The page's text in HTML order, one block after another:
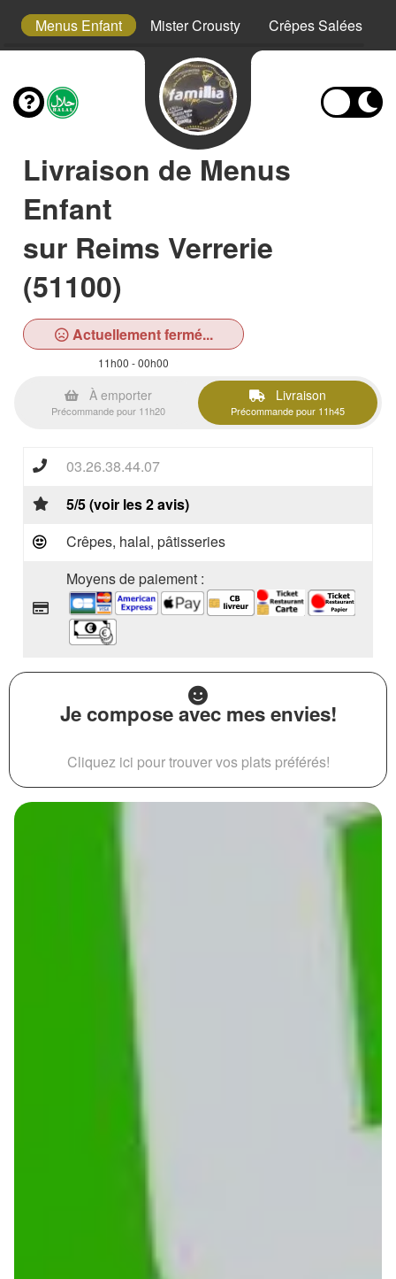
Menus Enfant Mister Crousty Crêpes Salées
Livraison de Menus
Enfant
sur Reims Verrerie
(51100)
Actuellement fermé...
11h00 - 00h00
À emporter
Précommande pour 11h20
Livraison
Précommande pour 11h45
03.26.38.44.07
5/5 (voir les 2 avis)
Crêpes, halal, pâtisseries
Moyens de paiement :
Je compose avec mes envies!
Cliquez ici pour trouver vos plats préférés!